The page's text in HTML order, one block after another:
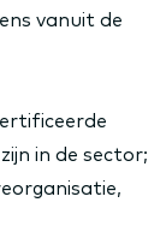
vanuit de
in de sector;